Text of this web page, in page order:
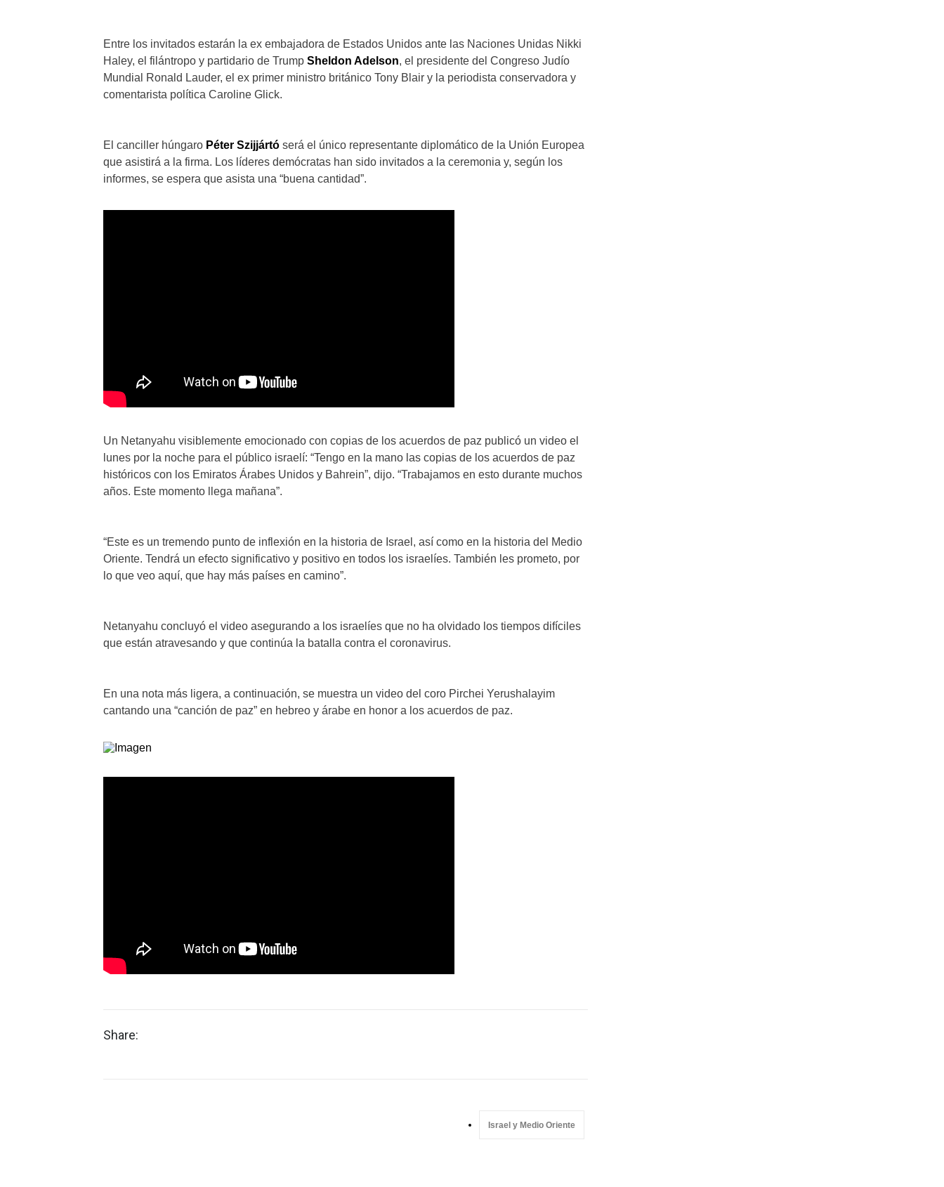
Entre los invitados estarán la ex embajadora de Estados Unidos ante las Naciones Unidas Nikki
Haley, el filántropo y partidario de Trump Sheldon Adelson, el presidente del Congreso Judío
Mundial Ronald Lauder, el ex primer ministro británico Tony Blair y la periodista conservadora y
comentarista política Caroline Glick.
El canciller húngaro Péter Szijjártó será el único representante diplomático de la Unión Europea
que asistirá a la firma. Los líderes demócratas han sido invitados a la ceremonia y, según los
informes, se espera que asista una “buena cantidad”.
Un Netanyahu visiblemente emocionado con copias de los acuerdos de paz publicó un video el
lunes por la noche para el público israelí: “Tengo en la mano las copias de los acuerdos de paz
históricos con los Emiratos Árabes Unidos y Bahrein”, dijo. “Trabajamos en esto durante muchos
años. Este momento llega mañana”.
“Este es un tremendo punto de inflexión en la historia de Israel, así como en la historia del Medio
Oriente. Tendrá un efecto significativo y positivo en todos los israelíes. También les prometo, por
lo que veo aquí, que hay más países en camino”.
Netanyahu concluyó el video asegurando a los israelíes que no ha olvidado los tiempos difíciles
que están atravesando y que continúa la batalla contra el coronavirus.
En una nota más ligera, a continuación, se muestra un video del coro Pirchei Yerushalayim
cantando una “canción de paz” en hebreo y árabe en honor a los acuerdos de paz.
Share:
Israel y Medio Oriente